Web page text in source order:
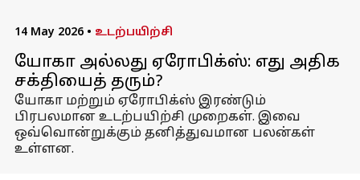
14 May 2026 • உடற்பயிற்சி
யோகா அல்லது ஏரோபிக்ஸ்: எது அதிக
சக்தியைத் தரும்?
யோகா மற்றும் ஏரோபிக்ஸ் இரண்டும்
பிரபலமான உடற்பயிற்சி முறைகள். இவை
ஒவ்வொன்றுக்கும் தனித்துவமான பலன்கள்
உள்ளன.